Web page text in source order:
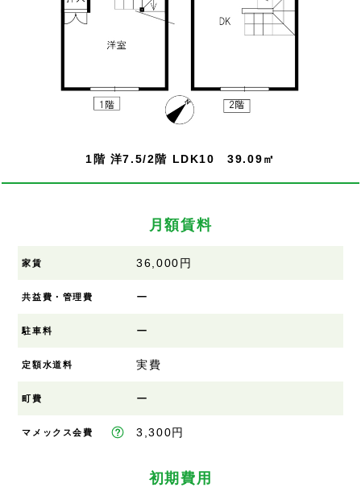
1階 洋7.5/2階 LDK10 39.09㎡
月額賃料
家賃 36,000円
共益費・管理費 ー
駐車料 ー
定額水道料 実費
町費 ー
マメックス会費 3,300円
初期費用